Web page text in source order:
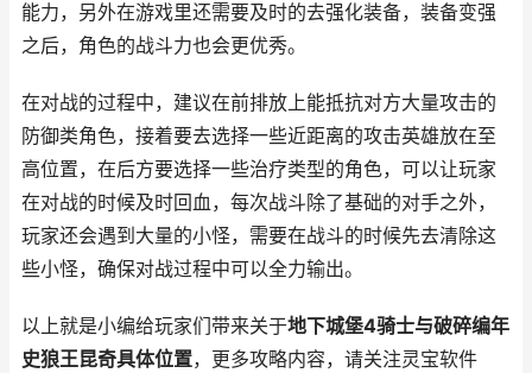
能力，另外在游戏里还需要及时的去强化装备，装备变强
之后，角色的战斗力也会更优秀。
在对战的过程中，建议在前排放上能抵抗对方大量攻击的
防御类角色，接着要去选择一些近距离的攻击英雄放在至
高位置，在后方要选择一些治疗类型的角色，可以让玩家
在对战的时候及时回血，每次战斗除了基础的对手之外，
玩家还会遇到大量的小怪，需要在战斗的时候先去清除这
些小怪，确保对战过程中可以全力输出。
以上就是小编给玩家们带来关于地下城堡4骑士与破碎编年
史狼王昆奇具体位置，更多攻略内容，请关注灵宝软件